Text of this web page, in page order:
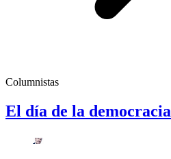
Columnistas
El día de la democracia